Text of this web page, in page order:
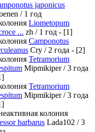
japonicus
/ 1 год
Liometopum
... zh / 1 год - [1]
Camponotus
Cry / 2 года - [2]
Tetramorium
Mipmikiper / 3 года
Tetramorium
Mipmikiper / 3 года
barbarus Lada102 / 3